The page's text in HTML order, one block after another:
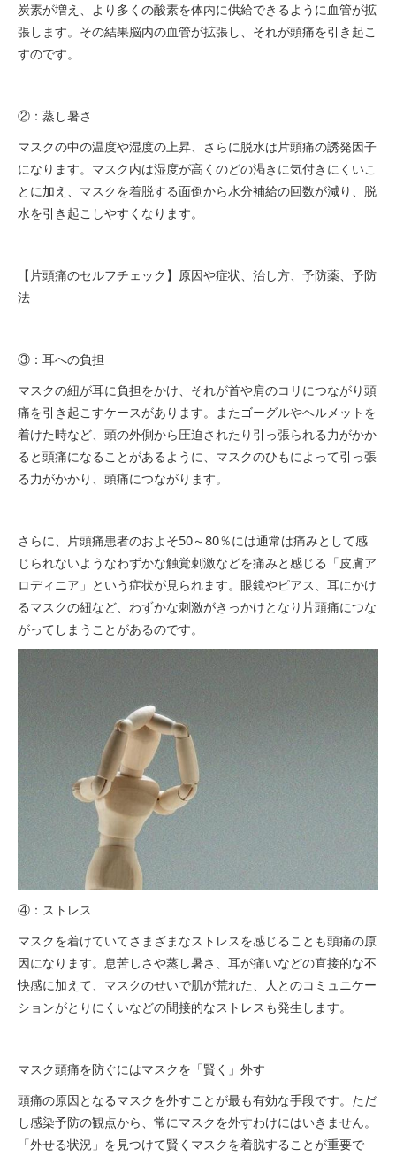
炭素が増え、より多くの酸素を体内に供給できるように血管が拡
張します。その結果脳内の血管が拡張し、それが頭痛を引き起こ
すのです。
②：蒸し暑さ
マスクの中の温度や湿度の上昇、さらに脱水は片頭痛の誘発因子
になります。マスク内は湿度が高くのどの渇きに気付きにくいこ
とに加え、マスクを着脱する面倒から水分補給の回数が減り、脱
水を引き起こしやすくなります。
【片頭痛のセルフチェック】原因や症状、治し方、予防薬、予防
法
③：耳への負担
マスクの紐が耳に負担をかけ、それが首や肩のコリにつながり頭
痛を引き起こすケースがあります。またゴーグルやヘルメットを
着けた時など、頭の外側から圧迫されたり引っ張られる力がかか
ると頭痛になることがあるように、マスクのひもによって引っ張
る力がかかり、頭痛につながります。
さらに、片頭痛患者のおよそ50～80％には通常は痛みとして感
じられないようなわずかな触覚刺激などを痛みと感じる「皮膚ア
ロディニア」という症状が見られます。眼鏡やピアス、耳にかけ
るマスクの紐など、わずかな刺激がきっかけとなり片頭痛につな
がってしまうことがあるのです。
④：ストレス
マスクを着けていてさまざまなストレスを感じることも頭痛の原
因になります。息苦しさや蒸し暑さ、耳が痛いなどの直接的な不
快感に加えて、マスクのせいで肌が荒れた、人とのコミュニケー
ションがとりにくいなどの間接的なストレスも発生します。
マスク頭痛を防ぐにはマスクを「賢く」外す
頭痛の原因となるマスクを外すことが最も有効な手段です。ただ
し感染予防の観点から、常にマスクを外すわけにはいきません。
「外せる状況」を見つけて賢くマスクを着脱することが重要で